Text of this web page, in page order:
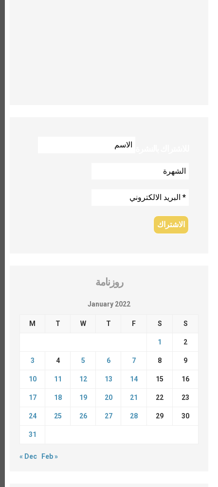
روزنامة
January 2022
M T W T F S S
1 2
3 4 5 6 7 8 9
10 11 12 13 14 15 16
17 18 19 20 21 22 23
24 25 26 27 28 29 30
31
« Dec Feb »